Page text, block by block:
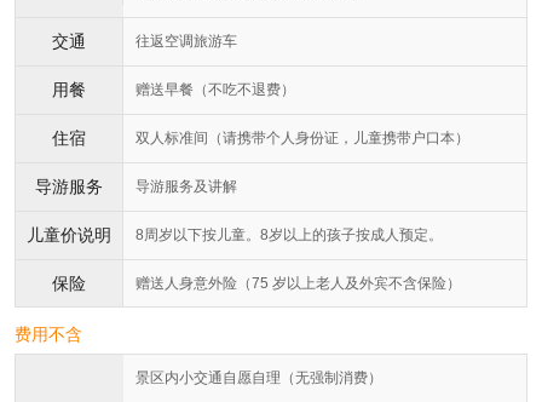
交通 往返空调旅游车
用餐 赠送早餐（不吃不退费）
住宿 双人标准间（请携带个人身份证，儿童携带户口本）
导游服务 导游服务及讲解
儿童价说明 8周岁以下按儿童。8岁以上的孩子按成人预定。
保险 赠送人身意外险（75 岁以上老人及外宾不含保险）
费用不含
景区内小交通自愿自理（无强制消费）